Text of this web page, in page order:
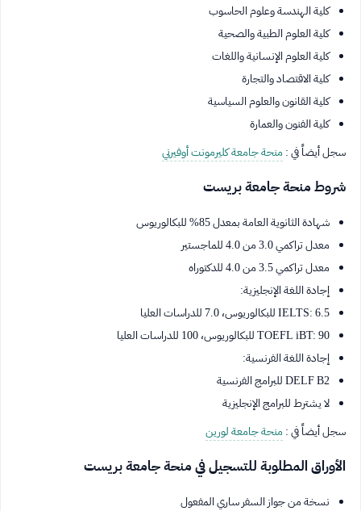
كلية الهندسة وعلوم الحاسوب
كلية العلوم الطبية والصحية
كلية العلوم الإنسانية واللغات
كلية الاقتصاد والتجارة
كلية القانون والعلوم السياسية
كلية الفنون والعمارة
سجل أيضاً في :منحة جامعة كليرمونت أوفيرني
شروط منحة جامعة بريست
شهادة الثانوية العامة بمعدل 85% للبكالوريوس
معدل تراكمي 3.0 من 4.0 للماجستير
معدل تراكمي 3.5 من 4.0 للدكتوراه
إجادة اللغة الإنجليزية:
IELTS: 6.5 للبكالوريوس، 7.0 للدراسات العليا
TOEFL iBT: 90 للبكالوريوس، 100 للدراسات العليا
إجادة اللغة الفرنسية:
DELF B2 للبرامج الفرنسية
لا يشترط للبرامج الإنجليزية
سجل أيضاً في :منحة جامعة لورين
الأوراق المطلوبة للتسجيل في منحة جامعة بريست
نسخة من جواز السفر ساري المفعول